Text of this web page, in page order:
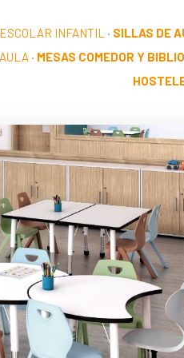
INFANTIL · SILLAS DE
· MESAS COMEDOR Y